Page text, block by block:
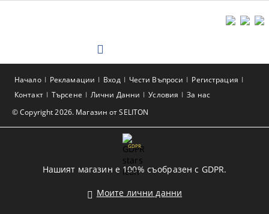
© Copyright 2026. Магазин от SELITON
Начало Рекламации Вход Чести Въпроси
Регистрация
Контакт
Търсене Лични Данни Условия За нас
GDPR
Нашият магазин е 100% съобразен с GDPR.
Моите лични данни